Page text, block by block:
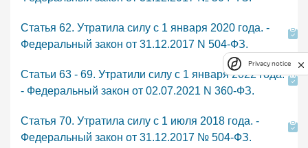
Статья 62. Утратила силу с 1 января 2020 года. -
Федеральный закон от 31.12.2017 N 504-ФЗ.
Статьи 63 - 69. Утратили силу с 1 января 2022 года.
- Федеральный закон от 02.07.2021 N 360-ФЗ.
Статья 70. Утратила силу с 1 июля 2018 года. -
Федеральный закон от 31.12.2017 № 504-ФЗ.
Privacy notice